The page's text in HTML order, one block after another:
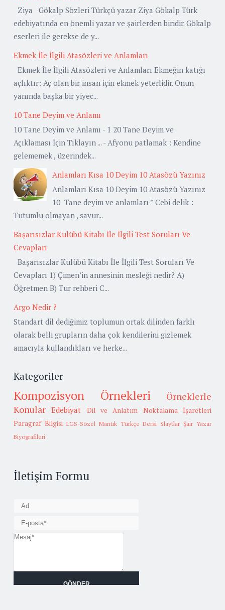
Ziya Gökalp Sözleri Türkçü yazar Ziya Gökalp Türk
edebiyatında en önemli yazar ve şairlerden biridir. Gökalp
eserleri ile gerekse de y...
Ekmek İle İlgili Atasözleri ve Anlamları
Ekmek İle İlgili Atasözleri ve Anlamları Ekmeğin katığı
açlıktır: Aç olan bir insan için ekmek yeterlidir. Onun
yanında başka bir yiyec...
10 Tane Deyim ve Anlamı
10 Tane Deyim ve Anlamı - 1 20 Tane Deyim ve
Açıklaması İçin Tıklayın ... - Afyonu patlamak : Kendine
gelememek , üzerindek...
Anlamları Kısa 10 Deyim 10 Atasözü Yazınız
Anlamları Kısa 10 Deyim 10 Atasözü Yazınız
10 Tane deyim ve anlamları * Cebi delik :
Tutumlu olmayan , savur...
Başarısızlar Kulübü Kitabı İle İlgili Test Soruları Ve
Cevapları
Başarısızlar Kulübü Kitabı İle İlgili Test Soruları Ve
Cevapları 1) Çimen’in annesinin mesleği nedir? A)
Öğretmen B) Tur rehberi C...
Argo Nedir ?
Standart dil dediğimiz toplumun ortak dilinden farklı
olarak belli grupların daha çok kendilerini gizlemek
amacıyla kullandıkları ve herke...
Kategoriler
Kompozisyon Örnekleri
Örneklerle
Konular Edebiyat Dil ve Anlatım
Noktalama İşaretleri
Paragraf Bilgisi LGS-Sözel Mantık Türkçe Dersi Slaytlar Şair Yazar
Biyografileri
İletişim Formu